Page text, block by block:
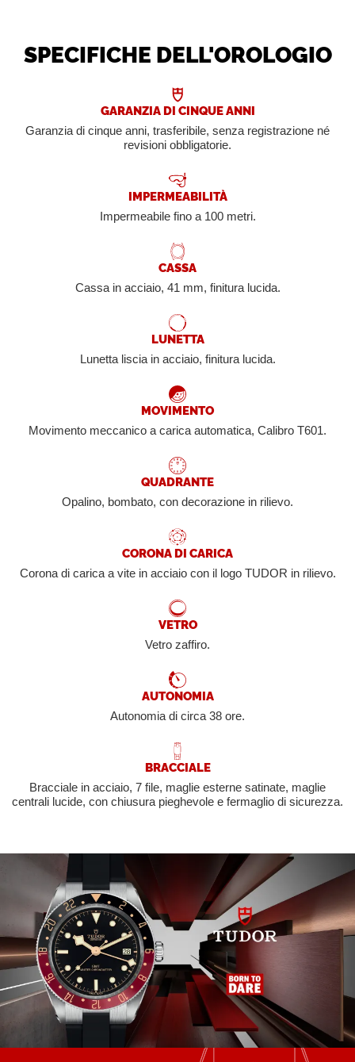
SPECIFICHE DELL'OROLOGIO
GARANZIA DI CINQUE ANNI
Garanzia di cinque anni, trasferibile, senza registrazione né
revisioni obbligatorie.
IMPERMEABILITÀ
Impermeabile fino a 100 metri.
CASSA
Cassa in acciaio, 41 mm, finitura lucida.
LUNETTA
Lunetta liscia in acciaio, finitura lucida.
MOVIMENTO
Movimento meccanico a carica automatica, Calibro T601.
QUADRANTE
Opalino, bombato, con decorazione in rilievo.
CORONA DI CARICA
Corona di carica a vite in acciaio con il logo TUDOR in rilievo.
VETRO
Vetro zaffiro.
AUTONOMIA
Autonomia di circa 38 ore.
BRACCIALE
Bracciale in acciaio, 7 file, maglie esterne satinate, maglie
centrali lucide, con chiusura pieghevole e fermaglio di sicurezza.